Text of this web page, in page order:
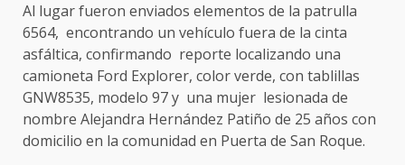
Al lugar fueron enviados elementos de la patrulla
6564, encontrando un vehículo fuera de la cinta
asfáltica, confirmando reporte localizando una
camioneta Ford Explorer, color verde, con tablillas
GNW8535, modelo 97 y una mujer lesionada de
nombre Alejandra Hernández Patiño de 25 años con
domicilio en la comunidad en Puerta de San Roque.